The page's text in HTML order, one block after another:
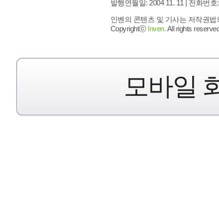
발행연월일: 2004 11. 11 | 전화번호
인벤의 콘텐츠 및 기사는 저작권
Copyrightⓒ Inven.All rights
모바일